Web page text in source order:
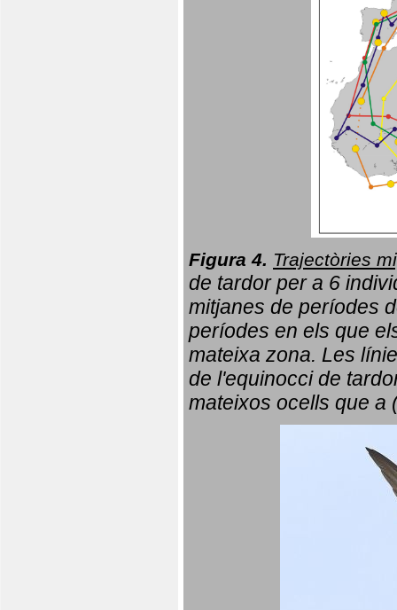
Figura 4. Trajectòries
de tardor per a 6
mitjanes de períodes
períodes en els que
mateixa zona. Les
de l'equinocci de
mateixos ocells que a